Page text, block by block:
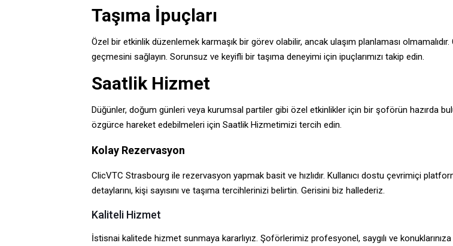
Taşıma İpuçları
Özel bir etkinlik düzenlemek karmaşık bir görev olabilir, ancak ulaşım planlaması
geçmesini sağlayın. Sorunsuz ve keyifli bir taşıma deneyimi için ipuçlarımızı takip edin.
Saatlik Hizmet
Düğünler, doğum günleri veya kurumsal partiler gibi özel etkinlikler için bir şoförün hazırda
özgürce hareket edebilmeleri için Saatlik Hizmetimizi tercih edin.
Kolay Rezervasyon
ClicVTC Strasbourg ile rezervasyon yapmak basit ve hızlıdır. Kullanıcı dostu çevrimiçi
detaylarını, kişi sayısını ve taşıma tercihlerinizi belirtin. Gerisini biz hallederiz.
Kaliteli Hizmet
İstisnai kalitede hizmet sunmaya kararlıyız. Şoförlerimiz profesyonel, saygılı ve